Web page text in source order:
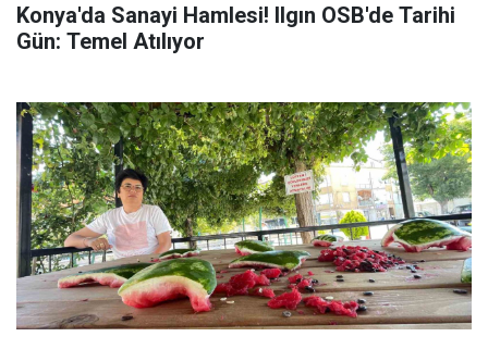
Konya'da Sanayi Hamlesi! Ilgın OSB'de Tarihi
Gün: Temel Atılıyor